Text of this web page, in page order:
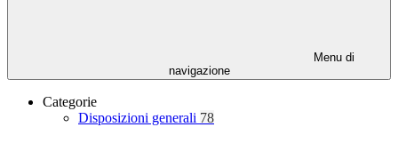
Menu di
navigazione
Categorie
Disposizioni generali 78